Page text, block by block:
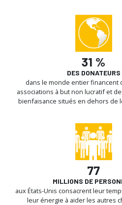
31 %
DES DONATEURS
dans le monde entier financent
associations à but non lucratif et
bienfaisance situés en dehors de
77
MILLIONS DE
aux États-Unis consacrent leur
leur énergie à aider les autres